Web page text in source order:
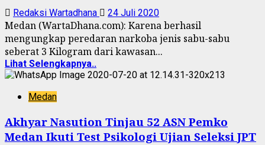
Redaksi Wartadhana 24 Juli 2020
Medan (WartaDhana.com): Karena berhasil
mengungkap peredaran narkoba jenis sabu-sabu
seberat 3 Kilogram dari kawasan...
Lihat Selengkapnya..
Medan
Akhyar Nasution Tinjau 52 ASN Pemko
Medan Ikuti Test Psikologi Ujian Seleksi JPT